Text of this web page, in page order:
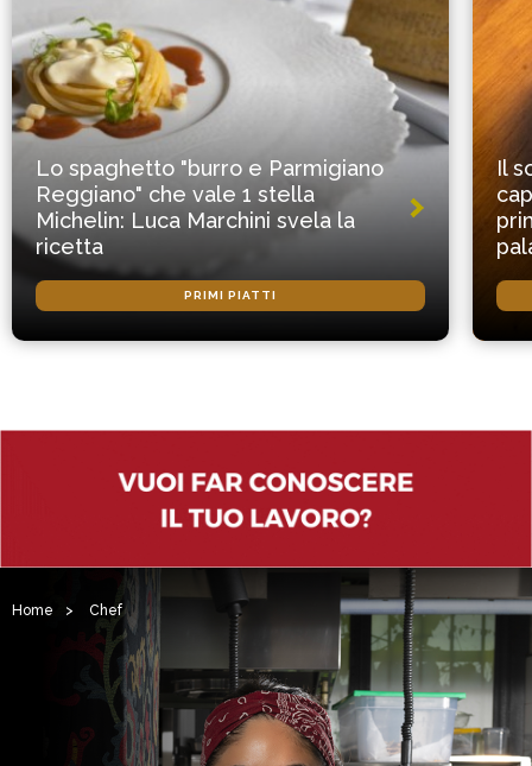
Lo spaghetto "burro e Parmigiano
Reggiano" che vale 1 stella
Michelin: Luca Marchini svela la
ricetta
PRIMI PIATTI
Il
Home > Chef